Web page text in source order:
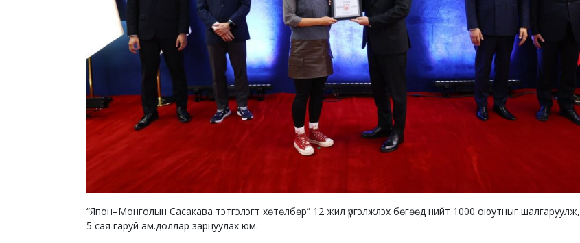
“Япон–Монголын Сасакава тэтгэлэгт хөтөлбөр” 12 жил үргэлжлэх бөгөөд нийт 1000 оюутныг шалгаруулж,
5 сая гаруй ам.доллар зарцуулах юм.